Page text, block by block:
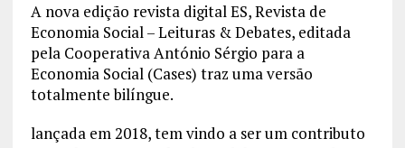
A nova edição revista digital ES, Revista de
Economia Social – Leituras & Debates, editada
pela Cooperativa António Sérgio para a
Economia Social (Cases) traz uma versão
totalmente bilíngue.
lançada em 2018, tem vindo a ser um contributo